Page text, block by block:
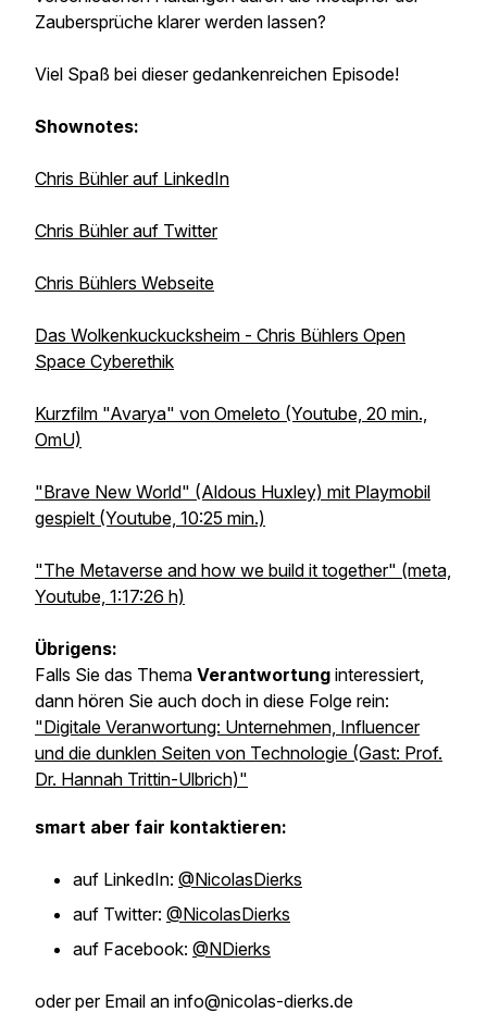
Zaubersprüche klarer werden lassen?
Viel Spaß bei dieser gedankenreichen Episode!
Shownotes:
Chris Bühler auf LinkedIn
Chris Bühler auf Twitter
Chris Bühlers Webseite
Das Wolkenkuckucksheim - Chris Bühlers Open
Space Cyberethik
Kurzfilm "Avarya" von Omeleto (Youtube, 20 min.,
OmU)
"Brave New World" (Aldous Huxley) mit Playmobil
gespielt (Youtube, 10:25 min.)
"The Metaverse and how we build it together" (meta,
Youtube, 1:17:26 h)
Übrigens:
Falls Sie das Thema Verantwortung interessiert,
dann hören Sie auch doch in diese Folge rein:
"Digitale Veranwortung: Unternehmen, Influencer
und die dunklen Seiten von Technologie (Gast: Prof.
Dr. Hannah Trittin-Ulbrich)"
smart aber fair kontaktieren:
auf LinkedIn: @NicolasDierks
auf Twitter: @NicolasDierks
auf Facebook: @NDierks
oder per Email an info@nicolas-dierks.de